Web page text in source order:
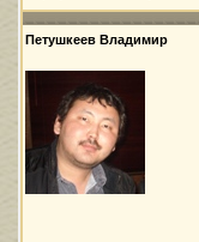
Петушкеев Владимир